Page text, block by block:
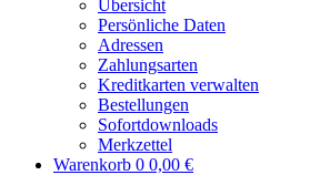
Übersicht
Persönliche Daten
Adressen
Zahlungsarten
Kreditkarten verwalten
Bestellungen
Sofortdownloads
Merkzettel
Warenkorb 0 0,00 €